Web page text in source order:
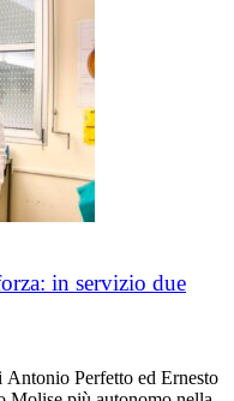
in servizio due
Perfetto ed Ernesto